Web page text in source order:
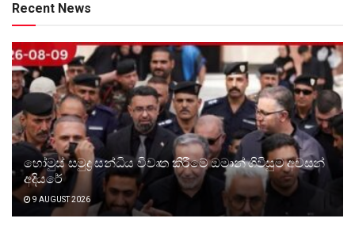
Recent News
හෝමුස් සමුද්‍ර සන්ධිය විවෘත කිරීමේ ඔමාන් ගිවිසුම අවසන්
අදියරේ
9 AUGUST 2026